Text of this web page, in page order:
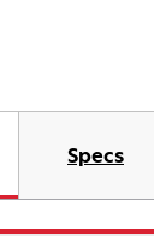
Specs